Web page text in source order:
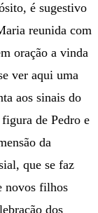
é sugestivo
reunida com
oração a vinda
ver aqui uma
aos sinais do
de Pedro e
da
que se faz
novos filhos
dos